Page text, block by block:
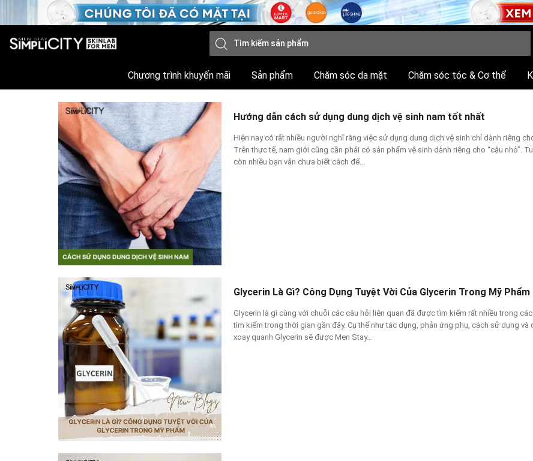
Chương trình khuyến mãi Sản phẩm Chăm sóc da mặt Chăm sóc tóc & Cơ thể
Hướng dẫn cách sử dụng dung dịch vệ sinh nam tốt nhất
Hiện nay có rất nhiều người nghĩ rằng việc sử dụng dung dịch vệ sinh chỉ dành riêng
Trên thực tế, nam giới cũng cần phải có sản phẩm vệ sinh dành riêng cho “cậu nhỏ”.
còn nhiều bạn vẫn chưa biết cách để...
Glycerin Là Gì? Công Dụng Tuyệt Vời Của Glycerin Trong Mỹ Phẩm
Glycerin là gì cùng với chuỗi các câu hỏi liên quan đã được tìm kiếm rất nhiều trong
tìm kiếm trong thời gian gần đây. Cụ thể như tác dụng, phản ứng phụ, cách sử dụng và
xoay quanh Glycerin sẽ được Men Stay...